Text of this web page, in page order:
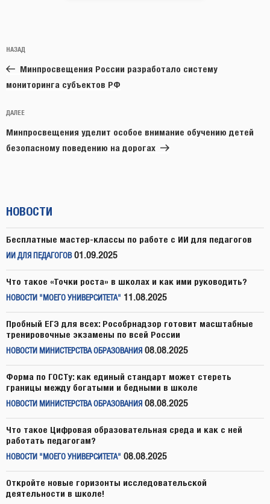
по
записям
Предыдущая
запись:
НАЗАД
Минпросвещения России разработало систему
мониторинга субъектов РФ
Следующая
запись
ДАЛЕЕ
Минпросвещения уделит особое внимание обучению детей
безопасному поведению на дорогах
НОВОСТИ
Бесплатные мастер-классы по работе с ИИ для педагогов
ИИ ДЛЯ ПЕДАГОГОВ 01.09.2025
Что такое «Точки роста» в школах и как ими руководить?
НОВОСТИ "МОЕГО УНИВЕРСИТЕТА" 11.08.2025
Пробный ЕГЭ для всех: Рособрнадзор готовит масштабные
тренировочные экзамены по всей России
НОВОСТИ МИНИСТЕРСТВА ОБРАЗОВАНИЯ 08.08.2025
Форма по ГОСТу: как единый стандарт может стереть
границы между богатыми и бедными в школе
НОВОСТИ МИНИСТЕРСТВА ОБРАЗОВАНИЯ 08.08.2025
Что такое Цифровая образовательная среда и как с ней
работать педагогам?
НОВОСТИ "МОЕГО УНИВЕРСИТЕТА" 08.08.2025
Откройте новые горизонты исследовательской
деятельности в школе!